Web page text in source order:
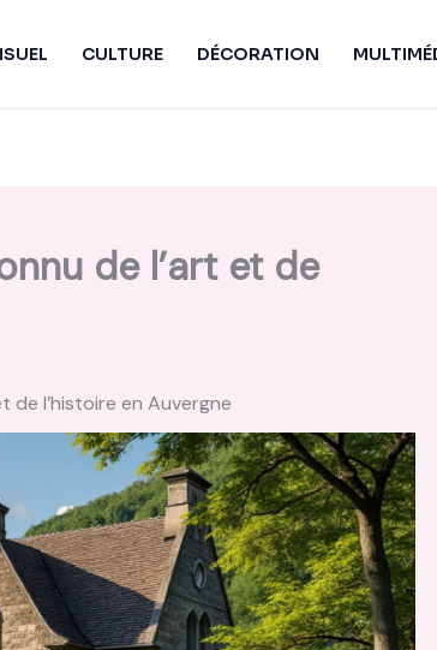
CULTURE DÉCORATION
de l’art et de
de l’histoire en Auvergne